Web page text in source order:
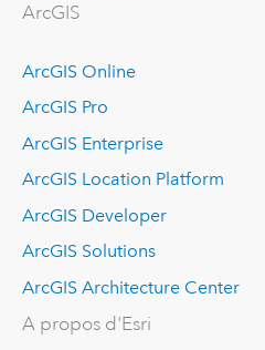
ArcGIS
ArcGIS Online
ArcGIS Pro
ArcGIS Enterprise
ArcGIS Location Platform
ArcGIS Developer
ArcGIS Solutions
ArcGIS Architecture Center
A propos d'Esri